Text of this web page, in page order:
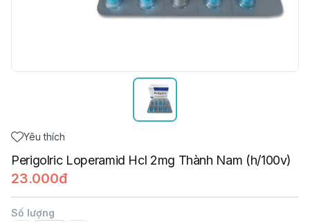
Yêu thích
Perigolric Loperamid Hcl 2mg Thành Nam (h/100v)
23.000đ
Số lượng